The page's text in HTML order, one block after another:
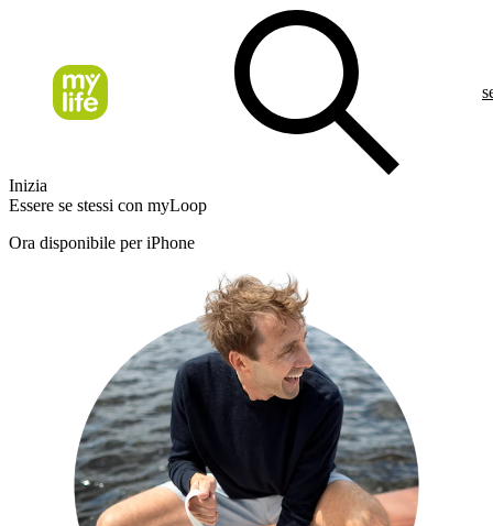
Inizia
Essere se stessi con myLoop
Ora disponibile per iPhone